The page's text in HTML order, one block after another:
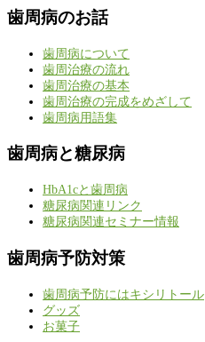
歯周病のお話
歯周病について
歯周治療の流れ
歯周治療の基本
歯周治療の完成をめざして
歯周病用語集
歯周病と糖尿病
HbA1cと歯周病
糖尿病関連リンク
糖尿病関連セミナー情報
歯周病予防対策
歯周病予防にはキシリトール
グッズ
お菓子